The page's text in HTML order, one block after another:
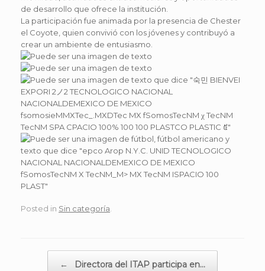
de desarrollo que ofrece la institución.
La participación fue animada por la presencia de Chester
el Coyote, quien convivió con los jóvenes y contribuyó a
crear un ambiente de entusiasmo.
Posted in Sin categoría.
← Directora del ITAP participa en…